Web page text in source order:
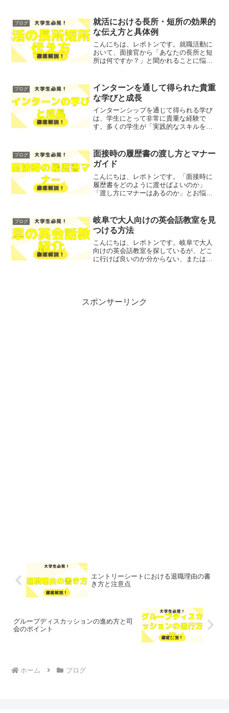
て、わかりやすく解説します！レポトン
この記事は次のような人にお...
ブログ
就活における長所・短所の効果的
な伝え方と具体例
こんにちは、レポトンです。就職活動に
おいて、面接官から「あなたの長所と短
所は何ですか？」と聞かれることに悩ん
の効果的な伝え方と具体例を、わかりや
すく解説します！レポトン...
ブログ
インターンを通して得られた貴重
な学びと成長
インターンシップを通じて得られる学び
は、学生にとって非常に貴重な経験で
す。多くの学生が「実践的なスキルを身
ょうか？そこで今回は、インターンシッ
プを通して得られる貴重な学...
ブログ
面接時の履歴書の渡し方とマナー
ガイド
こんにちは、レポトンです。「面接時に
履歴書をどのように渡せばよいのか」
「渡し方にマナーはあるのか」とお悩み
て、わかりやすく解説します！ レポトン
この記事は次のような人に...
ブログ
岐阜で大人向けの英会話教室を見
つける方法
こんにちは、レポトンです。岐阜で大人
向けの英会話教室を探しているが、どこ
に行けば良いのか分からない、または自
スポンサーリンク
エントリーシートにおける退職理由の書
き方と注意点
グループディスカッションの進め方と司
会のポイント
ホーム ブログ